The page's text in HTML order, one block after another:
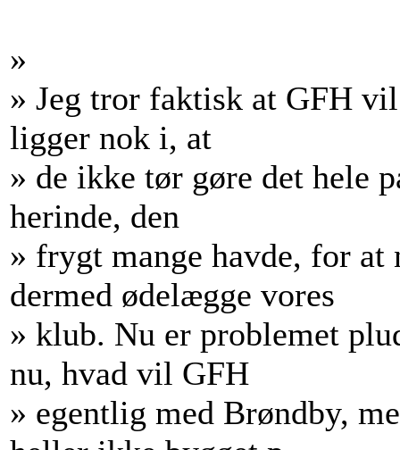
»
» Jeg tror faktisk at GFH
ligger nok i, at
» de ikke tør gøre det hele
herinde, den
» frygt mange havde, for
dermed ødelægge vores
» klub. Nu er problemet
nu, hvad vil GFH
» egentlig med Brøndby,